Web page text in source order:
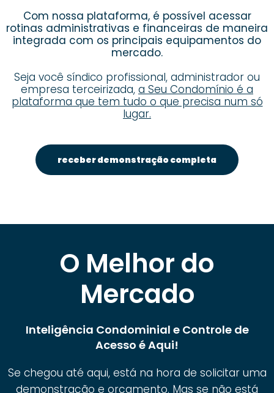
Com nossa plataforma, é possível acessar
rotinas administrativas e financeiras de maneira
integrada com os principais equipamentos do
mercado.
Seja você síndico profissional, administrador ou
empresa terceirizada, a Seu Condomínio é a
plataforma que tem tudo o que precisa num só
lugar.
receber demonstração completa
O Melhor do
Mercado
Inteligência Condominial e Controle de
Acesso é Aqui!
Se chegou até aqui, está na hora de solicitar uma
demonstração e orçamento. Mas se não está